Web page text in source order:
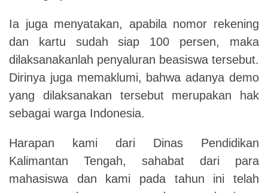
Ia juga menyatakan, apabila nomor rekening
dan kartu sudah siap 100 persen, maka
dilaksanakanlah penyaluran beasiswa tersebut.
Dirinya juga memaklumi, bahwa adanya demo
yang dilaksanakan tersebut merupakan hak
sebagai warga Indonesia.
Harapan kami dari Dinas Pendidikan
Kalimantan Tengah, sahabat dari para
mahasiswa dan kami pada tahun ini telah